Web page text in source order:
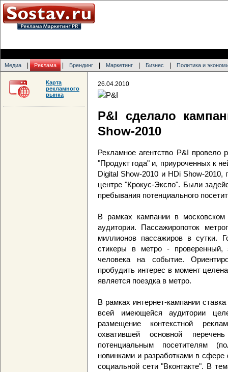
Медиа Реклама Брендинг Маркетинг Бизнес Политика и
26.04.2010
P&I сделало
Show-2010
Рекламное агентство P&I
"Продукт года" и, приуроченных к
Digital Show-2010 и HDi Show-
центре "Крокус-Экспо". Были
пребывания потенциального
В рамках кампании в
аудитории. Пассажиропоток
миллионов пассажиров в сутки.
стикеры в метро - проверенный,
человека на событие.
пробудить интерес в момент
является поездка в метро.
В рамках интернет-кампании
всей имеющейся аудитории
размещение контекстной
охватившей основной
потенциальным посетителям
новинками и разработками в
социальной сети "Вконтакте". В
Карта
рекламного
рынка